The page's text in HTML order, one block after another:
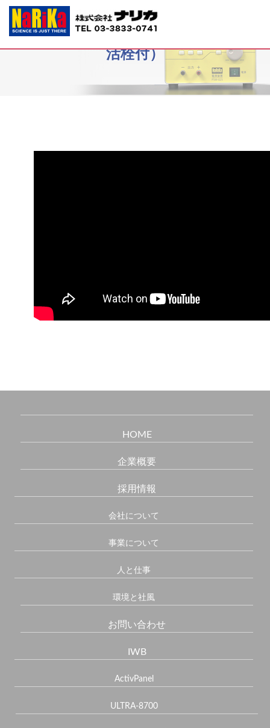
B10-7152 放電管 ED-400SN（三方
活栓付）
HOME
企業概要
採用情報
会社について
事業について
人と仕事
環境と社風
お問い合わせ
IWB
ActivPanel
ULTRA-8700